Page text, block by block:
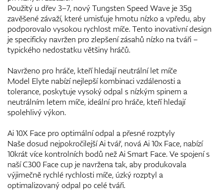
Použitý u dřev 3–7, nový Tungsten Speed Wave je 35g
zavěšené závaží, které umisťuje hmotu nízko a vpředu, aby
podporovalo vysokou rychlost míče. Tento inovativní design
je specificky navržen pro zlepšení zásahů nízko na tváři –
typického nedostatku většiny hráčů.
Navrženo pro hráče, kteří hledají neutrální let míče
Model Elyte nabízí nejlepší kombinaci vzdálenosti a
tolerance, poskytuje vysoký odpal s nízkým spinem a
neutrálním letem míče, ideální pro hráče, kteří hledají
spolehlivý výkon.
Ai 10X Face pro optimální odpal a přesné rozptyly
Naše dosud nejpokročilejší Ai tvář, nová Ai 10x Face, nabízí
10krát více kontrolních bodů než Ai Smart Face. Ve spojení s
naší C300 Face cup je navržena tak, aby produkovala
výjimečně rychlé rychlosti míče, úzký rozptyl a
optimalizovaný odpal po celé tváři.